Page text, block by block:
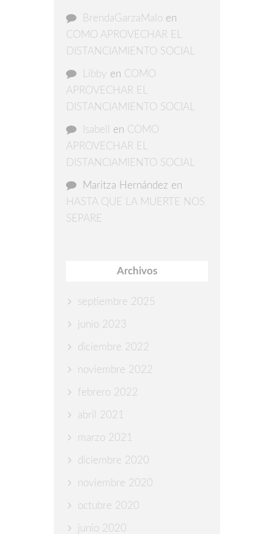
BrendaGarzaMalo en
COMO APROVECHAR EL
DISTANCIAMIENTO SOCIAL
Libby en COMO
APROVECHAR EL
DISTANCIAMIENTO SOCIAL
Isabell en COMO
APROVECHAR EL
DISTANCIAMIENTO SOCIAL
Maritza Hernández en
HASTA QUE LA MUERTE NOS
SEPARE
Archivos
septiembre 2025
junio 2023
diciembre 2022
noviembre 2022
febrero 2022
abril 2021
marzo 2021
diciembre 2020
noviembre 2020
octubre 2020
junio 2020